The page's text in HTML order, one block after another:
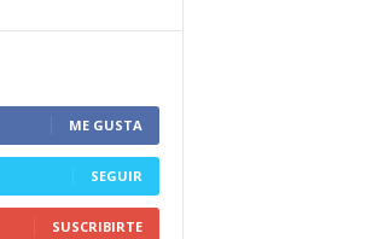
ME GUSTA
SEGUIR
SUSCRIBIRTE